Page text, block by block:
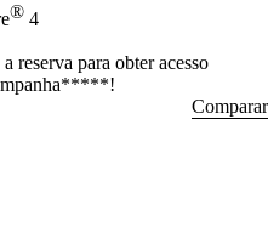
® 4
reserva para obter acesso
Comparar